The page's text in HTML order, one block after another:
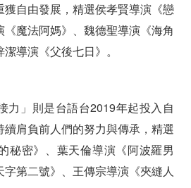
獲自由發展，精選侯孝賢導演《戀
魔法阿媽》、魏德聖導演《海角
導演《父後七日》。
力」則是台語台2019年起投入自
肩負前人們的努力與傳承，精選
秘密》、葉天倫導演《阿波羅男
第二號》、王傳宗導演《夾縫人